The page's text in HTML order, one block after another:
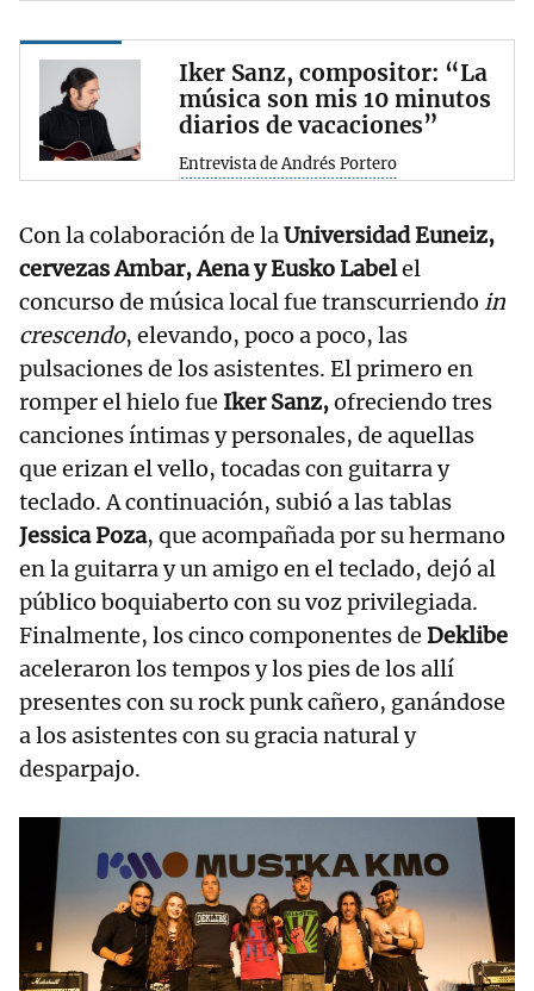
Iker Sanz, compositor: “La
música son mis 10 minutos
diarios de vacaciones”
Entrevista de Andrés Portero
Con la colaboración de laUniversidad Euneiz,
cervezas Ambar, Aena y Eusko Labelel
concurso de música local fue transcurriendo in
crescendo, elevando, poco a poco, las
pulsaciones de los asistentes. El primero en
romper el hielo fue Iker Sanz,ofreciendo tres
canciones íntimas y personales, de aquellas
que erizan el vello, tocadas con guitarra y
teclado. A continuación, subió a las tablas
Jessica Poza, que acompañada por su hermano
en la guitarra y un amigo en el teclado, dejó al
público boquiaberto con su voz privilegiada.
Finalmente, los cinco componentes de Deklibe
aceleraron los tempos y los pies de los allí
presentes con su rock punk cañero, ganándose
a los asistentes con su gracia natural y
desparpajo.